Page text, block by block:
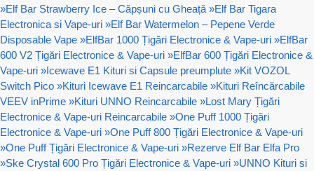
»Elf Bar Strawberry Ice – Căpșuni cu Gheață »Elf Bar Tigara
Electronica si Vape-uri »Elf Bar Watermelon – Pepene Verde
Disposable Vape »ElfBar 1000 Țigări Electronice & Vape-uri »ElfBar
600 V2 Țigări Electronice & Vape-uri »ElfBar 600 Țigări Electronice &
Vape-uri »Icewave E1 Kituri si Capsule preumplute »Kit VOZOL
Switch Pico »Kituri Icewave E1 Reincarcabile »Kituri Reîncărcabile
VEEV inPrime »Kituri UNNO Reincarcabile »Lost Mary Țigări
Electronice & Vape-uri Reincarcabile »One Puff 1000 Țigări
Electronice & Vape-uri »One Puff 800 Țigări Electronice & Vape-uri
»One Puff Țigări Electronice & Vape-uri »Rezerve Elf Bar Elfa Pro
»Ske Crystal 600 Pro Țigări Electronice & Vape-uri »UNNO Kituri si